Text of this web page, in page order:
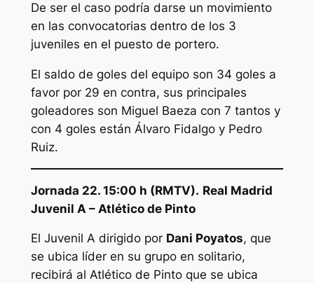
De ser el caso podría darse un movimiento
en las convocatorias dentro de los 3
juveniles en el puesto de portero.
El saldo de goles del equipo son 34 goles a
favor por 29 en contra, sus principales
goleadores son Miguel Baeza con 7 tantos y
con 4 goles están Álvaro Fidalgo y Pedro
Ruiz.
Jornada 22. 15:00 h (RMTV). Real Madrid
Juvenil A – Atlético de Pinto
El Juvenil A dirigido por Dani Poyatos, que
se ubica líder en su grupo en solitario,
recibirá al Atlético de Pinto que se ubica